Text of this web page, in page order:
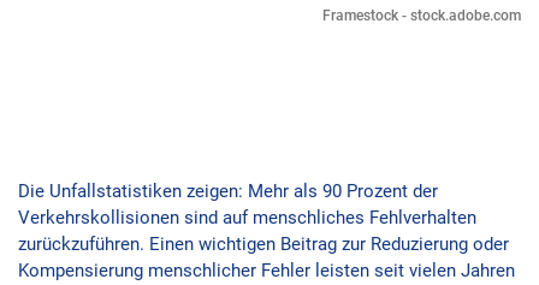
Framestock - stock.adobe.com
Die Unfallstatistiken zeigen: Mehr als 90 Prozent der
Verkehrskollisionen sind auf menschliches Fehlverhalten
zurückzuführen. Einen wichtigen Beitrag zur Reduzierung oder
Kompensierung menschlicher Fehler leisten seit vielen Jahren